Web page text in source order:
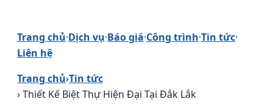
Trang chủ·Dịch vụ·Báo giá·Công trình·Tin tức·
Liên hệ
Trang chủ›Tin tức
› Thiết Kế Biệt Thự Hiện Đại Tại Đắk Lắk